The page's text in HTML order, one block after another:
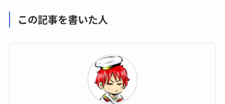
この記事を書いた人